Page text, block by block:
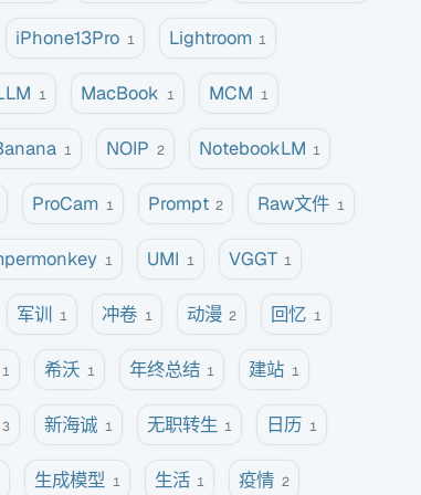
iPhone13Pro 1 Lightroom 1
1 MacBook 1 MCM 1
1 NOIP 2 NotebookLM 1
ProCam 1 Prompt 2 Raw文件 1
1 UMI 1 VGGT 1
军训 1 冲卷 1 动漫 2 回忆 1
1 希沃 1 年终总结 1 建站 1
3 新海诚 1 无职转生 1 日历 1
生成模型 1 生活 1 疫情 2